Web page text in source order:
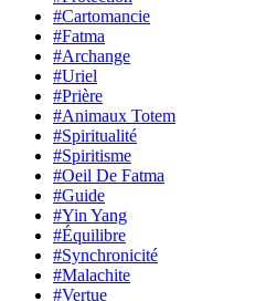
#Cartomancie
#Fatma
#Archange
#Uriel
#Prière
#Animaux Totem
#Spiritualité
#Spiritisme
#Oeil De Fatma
#Guide
#Yin Yang
#Équilibre
#Synchronicité
#Malachite
#Vertue